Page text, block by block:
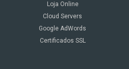
Loja Online
Cloud Servers
Google AdWords
Certificados SSL